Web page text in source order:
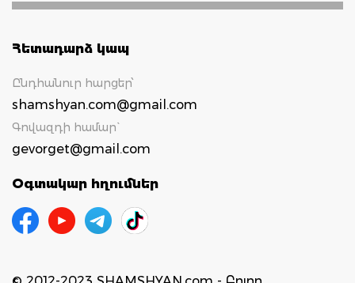
Հետադարձ կապ
Ընդհանուր հարցեր՝
shamshyan.com@gmail.com
Գովազդի համար`
gevorget@gmail.com
Օգտակար հղումներ